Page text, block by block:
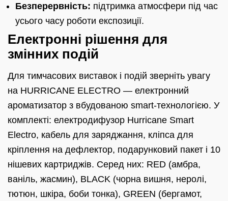
Безперервність: підтримка атмосфери під час
усього часу роботи експозиції.
Електронні рішення для
змінних подій
Для тимчасових виставок і подій зверніть увагу
на HURRICANE ELECTRO — електронний
ароматизатор з вбудованою smart-технологією. У
комплекті: електродифузор Hurricane Smart
Electro, кабель для заряджання, кліпса для
кріплення на дефлектор, подарунковий пакет і 10
нішевих картриджів. Серед них: RED (амбра,
ваніль, жасмин), BLACK (чорна вишня, неролі,
тютюн, шкіра, боби тонка), GREEN (бергамот,